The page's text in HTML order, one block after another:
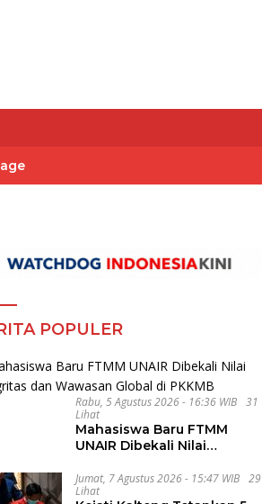
POPULER
Rabu, 5 Agustus 2026 - 16:36 WIB
31
Lihat
Mahasiswa Baru FTMM
UNAIR Dibekali Nilai
Global di PKKMB
Jumat, 7 Agustus 2026 - 15:47 WIB
29
Lihat